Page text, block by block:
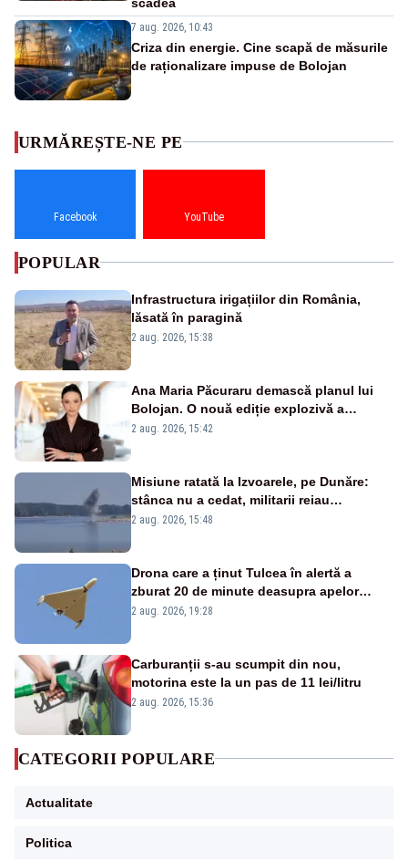
7 aug. 2026, 10:43
Criza din energie. Cine scapă de măsurile
de raționalizare impuse de Bolojan
URMĂREȘTE-NE PE
Facebook YouTube
POPULAR
Infrastructura irigațiilor din România,
lăsată în paragină
2 aug. 2026, 15:38
Ana Maria Păcuraru demască planul lui
Bolojan. O nouă ediție explozivă a
emisiunii „Miza Zilei” la Realitatea PLUS
2 aug. 2026, 15:42
Misiune ratată la Izvoarele, pe Dunăre:
stânca nu a cedat, militarii reiau
detonările luni – VIDEO
2 aug. 2026, 15:48
Drona care a ținut Tulcea în alertă a
zburat 20 de minute deasupra apelor
României. Au fost ridicate două F-16
2 aug. 2026, 19:28
Carburanții s-au scumpit din nou,
motorina este la un pas de 11 lei/litru
2 aug. 2026, 15:36
CATEGORII POPULARE
Actualitate
Politica